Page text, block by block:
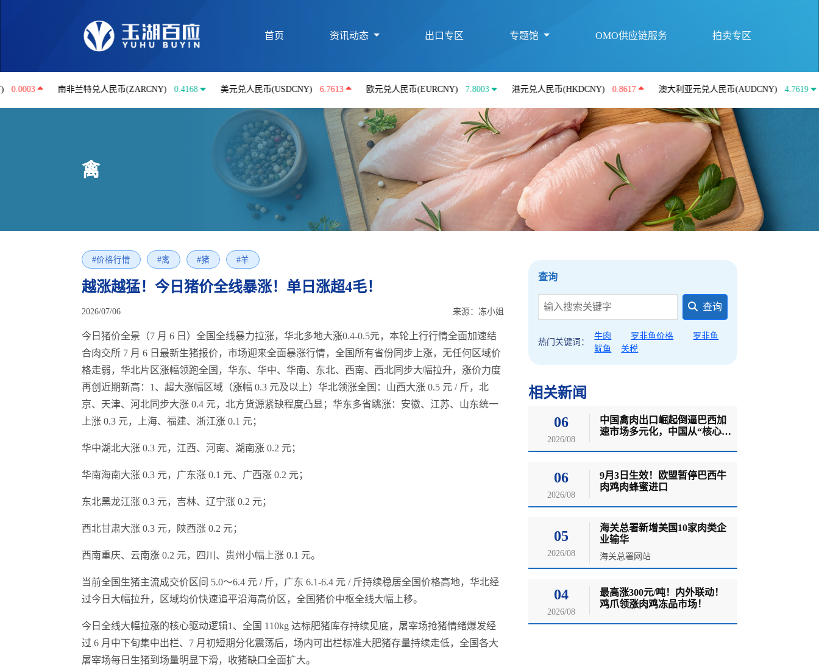
首页 资讯动态 出口专区 专题馆 OMO供应链服务 拍卖专区
南非兰特兑人民币(ZARCNY) 0.4168 美元兑人民币(USDCNY) 6.7613 欧元兑人民币(EURCNY) 7.8003 港元兑人民币(HKDCNY) 0.8617 澳大利亚元兑人民币(AUDCNY) 4.7619 英镑
禽
#价格行情 #禽 #猪 #羊
越涨越猛！今日猪价全线暴涨！单日涨超4毛！
2026/07/06 来源：冻小姐
今日猪价全景（7 月 6 日）全国全线暴力拉涨，华北多地大涨0.4-0.5元，本轮上行行情全面加速结
合肉交所 7 月 6 日最新生猪报价，市场迎来全面暴涨行情，全国所有省份同步上涨，无任何区域价
格走弱，华北片区涨幅领跑全国，华东、华中、华南、东北、西南、西北同步大幅拉升，涨价力度
再创近期新高：1、超大涨幅区域（涨幅 0.3 元及以上）华北领涨全国：山西大涨 0.5 元 / 斤，北
京、天津、河北同步大涨 0.4 元，北方货源紧缺程度凸显；华东多省跳涨：安徽、江苏、山东统一
上涨 0.3 元，上海、福建、浙江涨 0.1 元；
华中湖北大涨 0.3 元，江西、河南、湖南涨 0.2 元；
华南海南大涨 0.3 元，广东涨 0.1 元、广西涨 0.2 元；
东北黑龙江涨 0.3 元，吉林、辽宁涨 0.2 元；
西北甘肃大涨 0.3 元，陕西涨 0.2 元；
西南重庆、云南涨 0.2 元，四川、贵州小幅上涨 0.1 元。
当前全国生猪主流成交价区间 5.0～6.4 元 / 斤，广东 6.1-6.4 元 / 斤持续稳居全国价格高地，华北经
过今日大幅拉升，区域均价快速追平沿海高价区，全国猪价中枢全线大幅上移。
今日全线大幅拉涨的核心驱动逻辑1、全国 110kg 达标肥猪库存持续见底，屠宰场抢猪情绪爆发经
过 6 月中下旬集中出栏、7 月初短期分化震荡后，场内可出栏标准大肥猪存量持续走低，全国各大
屠宰场每日生猪到场量明显下滑，收猪缺口全面扩大。
查询
查询
热门关键词：
牛肉 罗非鱼价格
罗非鱼
鱿鱼
关税
相关新闻
06
2026/08
中国禽肉出口崛起倒逼巴西加
速市场多元化，中国从“核心买
06
2026/08
9月3日生效！欧盟暂停巴西牛
肉鸡肉蜂蜜进口
05
2026/08
海关总署新增美国10家肉类企
业输华
海关总署网站
04
2026/08
最高涨300元/吨！内外联动！
鸡爪领涨肉鸡冻品市场！